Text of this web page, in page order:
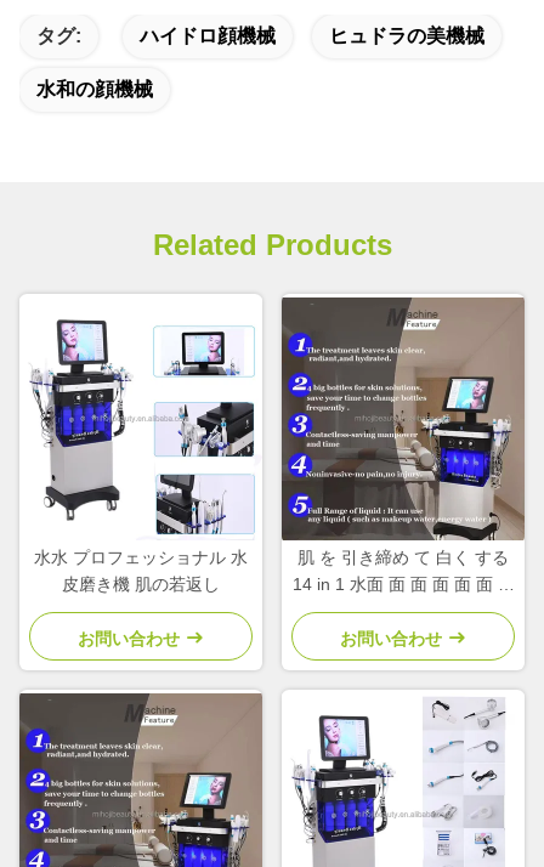
タグ: ハイドロ顔機械 ヒュドラの美機械
水和の顔機械
Related Products
水水 プロフェッショナル 水
皮磨き機 肌の若返し
お問い合わせ
肌 を 引き締め て 白く する
14 in 1 水面 面 面 面 面 面 面
面 面 面 面 面 面 面 面 面 面
面 面 面 面 面 面 面 面 面 面
面 面 面 面 面 面 面 面 面 面
面 面 面 面
お問い合わせ